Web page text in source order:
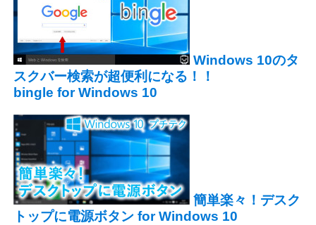
Windows 10のタ
スクバー検索が超便利になる！！
bingle for Windows 10
簡単楽々！デスク
トップに電源ボタン for Windows 10